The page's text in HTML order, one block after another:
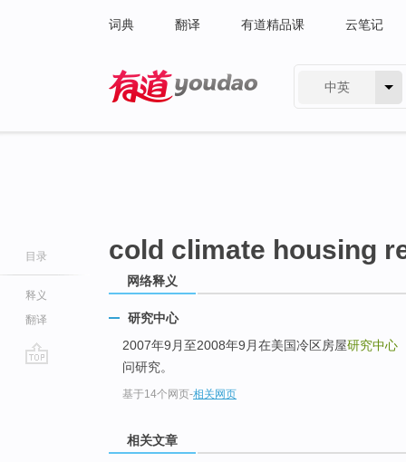
词典 翻译 有道精品课 云笔记
中英
目录
释义
翻译
cold climate housing
网络释义
研究中心
2007年9月至2008年9月在美国冷区房屋研究中心
问研究。
基于14个网页-相关网页
相关文章